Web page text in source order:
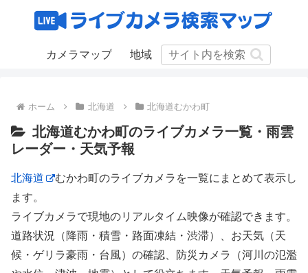
カメラマップ 地域
ホーム 北海道 北海道むかわ町
北海道むかわ町のライブカメラ一覧・雨雲
レーダー・天気予報
北海道
むかわ町のライブカメラを一覧にまとめて表示し
ます。
ライブカメラで現地のリアルタイム映像が確認できます。
道路状況（降雨・積雪・路面凍結・渋滞）、お天気（天
候・ゲリラ豪雨・台風）の確認、防災カメラ（河川の氾濫